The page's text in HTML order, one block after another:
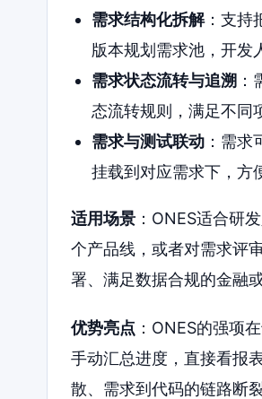
需求结构化拆解：支持
版本规划需求池，开发
需求状态流转与追溯：
态流转规则，满足不同
需求与测试联动：需求
挂载到对应需求下，方
适用场景 ：ONES适合研
个产品线，或者对需求评
署、满足数据合规的金融
优势亮点 ：ONES的强项
手动汇总进度，直接看报
散、需求到代码的链路断